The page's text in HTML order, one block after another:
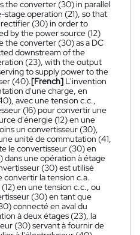
the converter (30) in parallel
stage operation (21), so that
(30) in order to
by the power source (12)
the converter (30) as a DC
downstream of the
(23), with the output
to supply power to the
(40).[French] L'invention
d'une charge, en
avec une tension c.c.,
(16) pour convertir une
d'énergie (12) en une
un convertisseur (30),
unité de commutation (41,
le convertisseur (30) en
dans une opération à étage
(30) est utilisé
la tension c.a.
en une tension c.c., ou
(30) en tant que
connecté en aval du
à deux étages (23), la
(30) servant à fournir de